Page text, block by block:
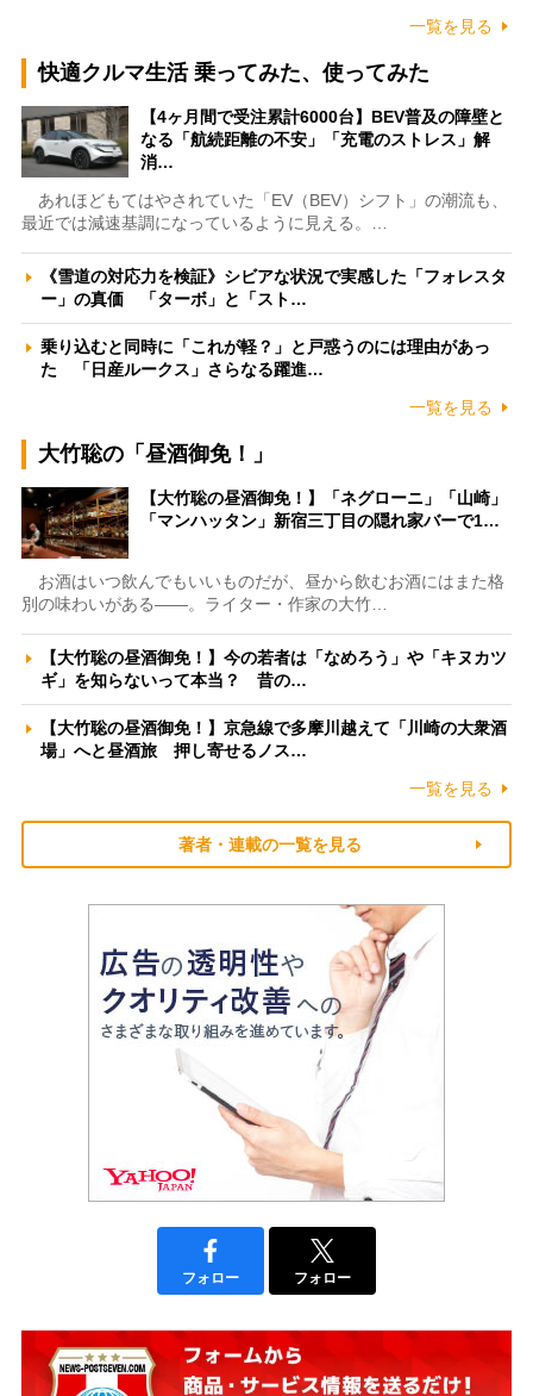
一覧を見る
快適クルマ生活 乗ってみた、使ってみた
【4ヶ月間で受注累計6000台】BEV普及の障壁と
なる「航続距離の不安」「充電のストレス」解
消…
あれほどもてはやされていた「EV（BEV）シフト」の潮流も、
最近では減速基調になっているように見える。…
《雪道の対応力を検証》シビアな状況で実感した「フォレスタ
ー」の真価 「ターボ」と「スト…
乗り込むと同時に「これが軽？」と戸惑うのには理由があっ
た 「日産ルークス」さらなる躍進…
一覧を見る
大竹聡の「昼酒御免！」
【大竹聡の昼酒御免！】「ネグローニ」「山崎」
「マンハッタン」新宿三丁目の隠れ家バーで1…
お酒はいつ飲んでもいいものだが、昼から飲むお酒にはまた格
別の味わいがある――。ライター・作家の大竹…
【大竹聡の昼酒御免！】今の若者は「なめろう」や「キヌカツ
ギ」を知らないって本当？ 昔の…
【大竹聡の昼酒御免！】京急線で多摩川越えて「川崎の大衆酒
場」へと昼酒旅 押し寄せるノス…
一覧を見る
著者・連載の一覧を見る
フォロー フォロー